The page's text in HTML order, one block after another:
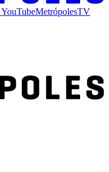
YouTubeMetrópolesTV